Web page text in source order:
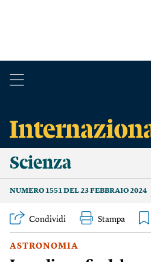
Scienza
NUMERO 1551 DEL 23 FEBBRAIO 2024
Condividi Stampa
ASTRONOMIA